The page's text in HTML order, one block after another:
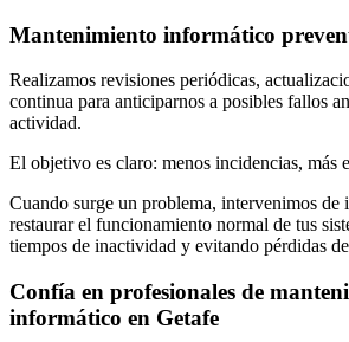
Mantenimiento informático
Realizamos revisiones periódicas,
continua para anticiparnos a posibles fallos
actividad.
El objetivo es claro: menos incidencias, más
Cuando surge un problema, intervenimos de
restaurar el funcionamiento normal de tus
tiempos de inactividad y evitando pérdidas
Confía en profesionales de
informático en Getafe